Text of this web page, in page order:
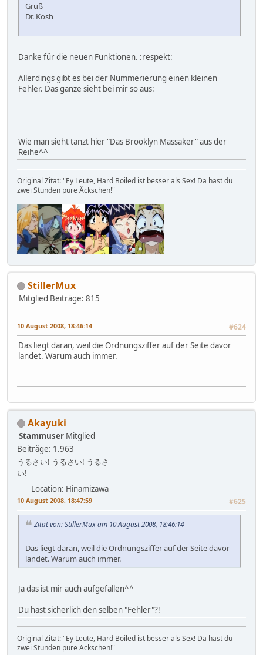
Gruß
Dr. Kosh
Danke für die neuen Funktionen. :respekt:
Allerdings gibt es bei der Nummerierung einen kleinen
Fehler. Das ganze sieht bei mir so aus:
Wie man sieht tanzt hier "Das Brooklyn Massaker" aus der
Reihe^^
Original Zitat: "Ey Leute, Hard Boiled ist besser als Sex! Da hast du
zwei Stunden pure Äckschen!"
StillerMux
Mitglied Beiträge: 815
10 August 2008, 18:46:14 #624
Das liegt daran, weil die Ordnungsziffer auf der Seite davor
landet. Warum auch immer.
Akayuki
Stammuser Mitglied
Beiträge: 1.963
うるさい! うるさい! うるさ
い!
Location: Hinamizawa
10 August 2008, 18:47:59 #625
Zitat von: StillerMux am 10 August 2008, 18:46:14
Das liegt daran, weil die Ordnungsziffer auf der Seite davor
landet. Warum auch immer.
Ja das ist mir auch aufgefallen^^
Du hast sicherlich den selben "Fehler"?!
Original Zitat: "Ey Leute, Hard Boiled ist besser als Sex! Da hast du
zwei Stunden pure Äckschen!"